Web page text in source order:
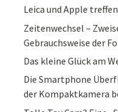
Leica und Apple
Zeitenwechsel –
Gebrauchsweise der
Das kleine Glück am
Die Smartphone
der Kompaktkamera